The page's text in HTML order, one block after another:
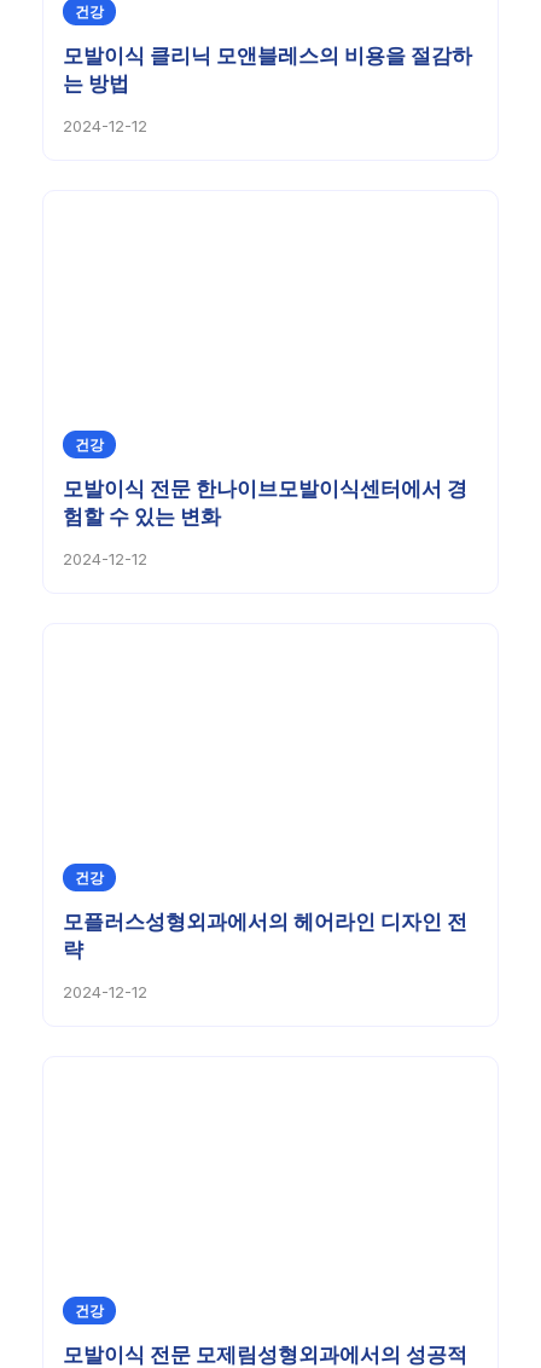
건강
모발이식 클리닉 모앤블레스의 비용을 절감하
는 방법
2024-12-12
건강
모발이식 전문 한나이브모발이식센터에서 경
험할 수 있는 변화
2024-12-12
건강
모플러스성형외과에서의 헤어라인 디자인 전
략
2024-12-12
건강
모발이식 전문 모제림성형외과에서의 성공적